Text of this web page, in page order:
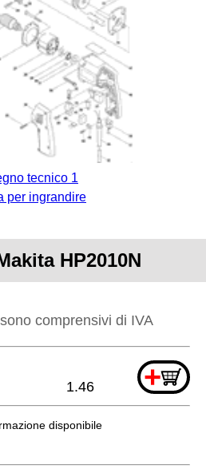
tecnico 1
per ingrandire
HP2010N
comprensivi di IVA
+
1.46
disponibile, non ordinabile